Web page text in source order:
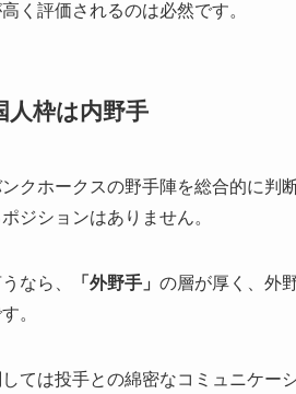
く評価されるのは必然です。
人枠は内野手
クホークスの野手陣を総合的に判
ジションはありません。
なら、 「外野手」 の層が厚く、外
。
ては投手との綿密なコミュニケー